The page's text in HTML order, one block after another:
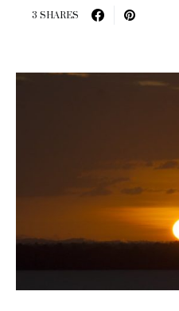
3 SHARES